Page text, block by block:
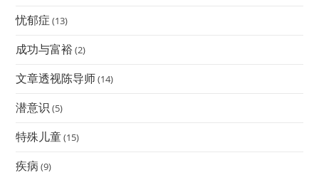
忧郁症 (13)
成功与富裕(2)
文章透视陈导师(14)
潜意识 (5)
特殊儿童(15)
疾病 (9)